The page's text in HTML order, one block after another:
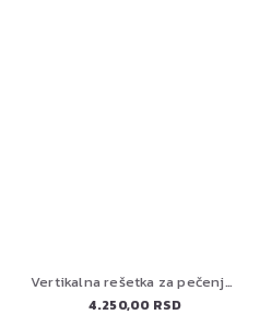
Vertikalna rešetka za pečenje živine Big Green Egg 117458
4.250,00 RSD